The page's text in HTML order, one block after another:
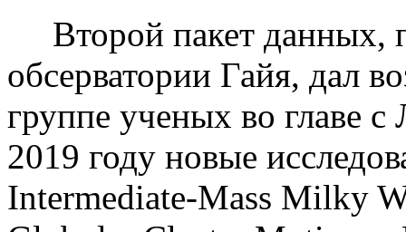
Второй пакет данных,
обсерватории Гайя, дал
группе ученых во главе
2019 году новые
Intermediate-Mass Milky